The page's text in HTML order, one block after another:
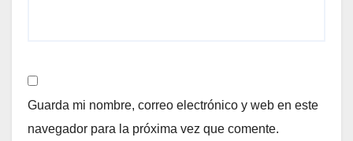
Guarda mi nombre, correo electrónico y web en este
navegador para la próxima vez que comente.